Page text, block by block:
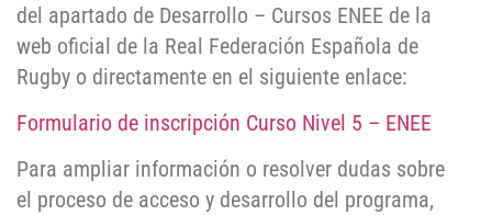
del apartado de Desarrollo – Cursos ENEE de la
web oficial de la Real Federación Española de
Rugby o directamente en el siguiente enlace:
Formulario de inscripción Curso Nivel 5 – ENEE
Para ampliar información o resolver dudas sobre
el proceso de acceso y desarrollo del programa,